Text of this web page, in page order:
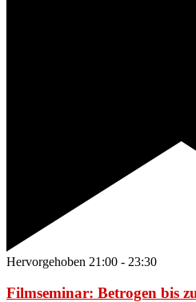
Hervorgehoben 21:00 - 23:30
Filmseminar: Betrogen bis